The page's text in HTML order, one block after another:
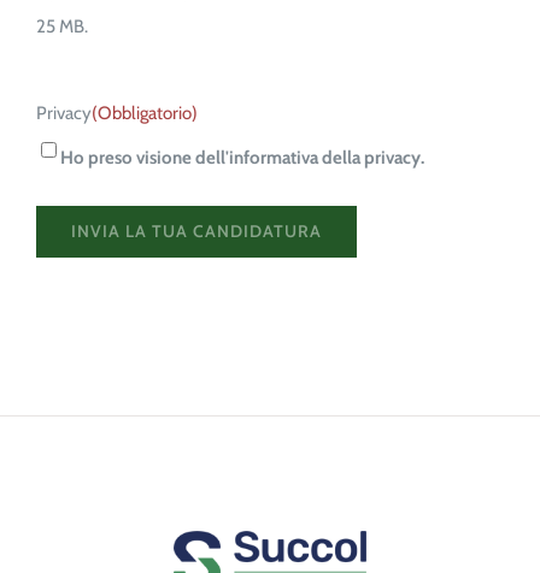
25 MB.
Privacy(Obbligatorio)
Ho preso visione dell'informativa della privacy.